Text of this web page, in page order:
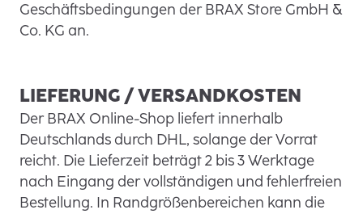
Geschäftsbedingungen der BRAX Store GmbH &
Co. KG an.
LIEFERUNG / VERSANDKOSTEN
Der BRAX Online-Shop liefert innerhalb
Deutschlands durch DHL, solange der Vorrat
reicht. Die Lieferzeit beträgt 2 bis 3 Werktage
nach Eingang der vollständigen und fehlerfreien
Bestellung. In Randgrößenbereichen kann die